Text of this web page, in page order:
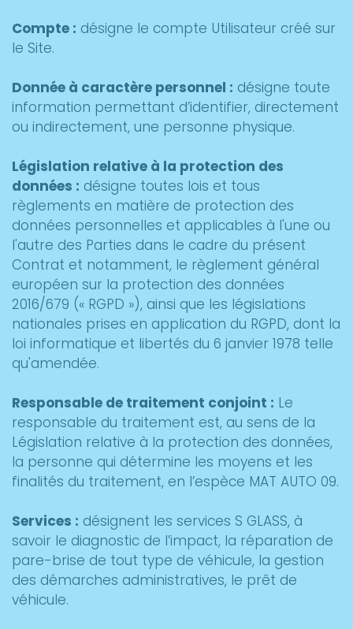
Compte : désigne le compte Utilisateur créé sur
le Site.
Donnée à caractère personnel : désigne toute
information permettant d’identifier, directement
ou indirectement, une personne physique.
Législation relative à la protection des
données : désigne toutes lois et tous
règlements en matière de protection des
données personnelles et applicables à l'une ou
l'autre des Parties dans le cadre du présent
Contrat et notamment, le règlement général
européen sur la protection des données
2016/679 (« RGPD »), ainsi que les législations
nationales prises en application du RGPD, dont la
loi informatique et libertés du 6 janvier 1978 telle
qu'amendée.
Responsable de traitement conjoint : Le
responsable du traitement est, au sens de la
Législation relative à la protection des données,
la personne qui détermine les moyens et les
finalités du traitement, en l’espèce MAT AUTO 09.
Services : désignent les services S GLASS, à
savoir le diagnostic de l’impact, la réparation de
pare-brise de tout type de véhicule, la gestion
des démarches administratives, le prêt de
véhicule.